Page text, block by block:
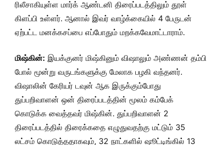
ரிலீசாகியுள்ள மார்க் ஆண்டனி திரைப்படத்திலும் தூள்
கிளப்பி உள்ளர். ஆனால் இவர் வாழ்க்கையில் 4 பேருடன்
ஏற்பட்ட மனக்கசப்பை எப்போதும் மறக்கவேமாட்டாராம்.
மிஷ்கின்: இயக்குனர் மிஷ்கினும் விஷாலும் அண்ணன் தம்பி
போல் மூன்று வருடங்களுக்கு மேலாக பழகி வந்தனர்.
விஷாலின் கேரியர் டவுன் ஆக இருக்கும்போது
துப்பறிவாளன் ஒன் திரைப்படத்தின் மூலம் கம்பேக்
கொடுக்க வைத்தவர் மிஷ்கின். துப்பறிவாளன் 2
திரைப்படத்தில் திரைக்கதை எழுதுவதற்கு மட்டும் 35
லட்சம் கொடுத்ததாகவும், 32 நாட்களில் ஷூட்டிங்கில் 13